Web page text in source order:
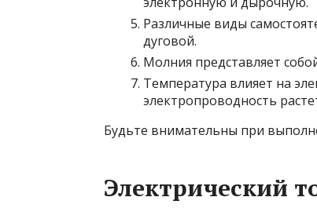
Различные виды
дуговой.
Молния представляет
Температура влияет на
электропроводность
Будьте внимательны при
Электрический